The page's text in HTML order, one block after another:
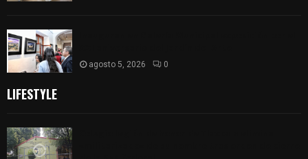
agosto 5, 2026 0
LIFESTYLE